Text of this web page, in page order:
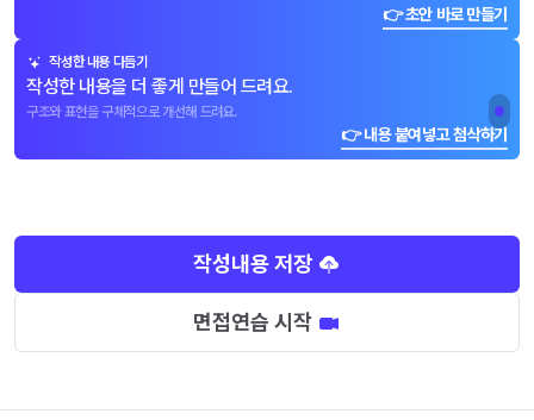
👉 초안 바로 만들기
작성한 내용 다듬기
작성한 내용을 더 좋게 만들어 드려요.
구조와 표현을 구체적으로 개선해 드려요.
👉 내용 붙여넣고 첨삭하기
작성내용 저장
면접연습 시작